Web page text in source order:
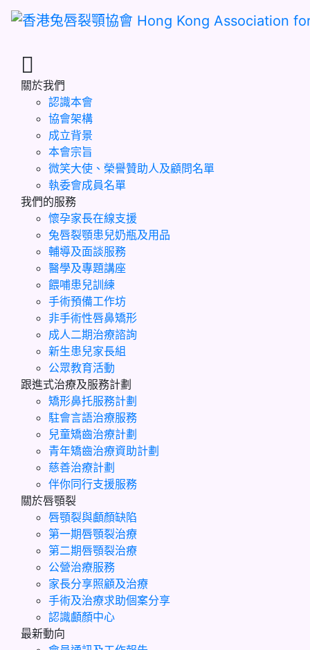
關於我們
認識本會
協會架構
成立背景
本會宗旨
微笑大使、榮譽贊助人及顧問名單
執委會成員名單
我們的服務
懷孕家長在線支援
兔唇裂顎患兒奶瓶及用品
輔導及面談服務
醫學及專題講座
餵哺患兒訓練
手術預備工作坊
非手術性唇鼻矯形
成人二期治療諮詢
新生患兒家長組
公眾教育活動
跟進式治療及服務計劃
矯形鼻托服務計劃
駐會言語治療服務
兒童矯齒治療計劃
青年矯齒治療資助計劃
慈善治療計劃
伴你同行支援服務
關於唇顎裂
唇顎裂與顱顏缺陷
第一期唇顎裂治療
第二期唇顎裂治療
公營治療服務
家長分享照顧及治療
手術及治療求助個案分享
認識顱顏中心
最新動向